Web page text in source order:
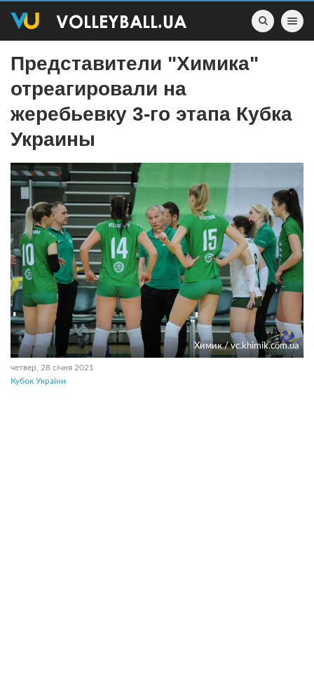
Toggle
Представители "Химика"
отреагировали на
жеребьевку 3-го этапа Кубка
Украины
Химик / vc.khimik.com.ua
четвер, 28 січня 2021
Кубок України